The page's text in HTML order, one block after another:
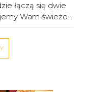
łączą się dwie
Wam świeżo...